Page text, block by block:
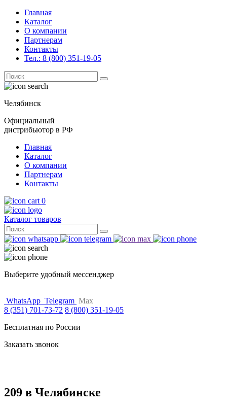
Главная
Каталог
О компании
Партнерам
Контакты
Тел.: 8 (800) 351-19-05
Поиск
for:
Челябинск
Официальный
дистрибьютор в РФ
Главная
Каталог
О компании
Партнерам
Контакты
0
Каталог товаров
Поиск
for:
Выберите удобный мессенджер
WhatsApp Telegram Max
8 (351) 701-73-72 8 (800) 351-19-05
Бесплатная по России
Заказать звонок
209 в Челябинске